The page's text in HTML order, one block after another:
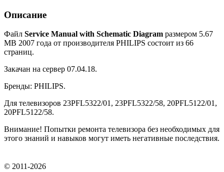
Описание
Файл Service Manual with Schematic Diagram размером 5.67
MB 2007 года от производителя PHILIPS состоит из 66
страниц.
Закачан на сервер 07.04.18.
Бренды: PHILIPS.
Для телевизоров 23PFL5322/01, 23PFL5322/58, 20PFL5122/01,
20PFL5122/58.
Внимание! Попытки ремонта телевизора без необходимых для
этого знаний и навыков могут иметь негативные последствия.
© 2011-2026